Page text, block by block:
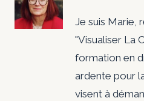
Je suis Marie,
"Visualiser La
formation en
ardente pour
visent à